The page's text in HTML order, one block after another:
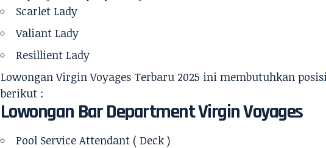
Scarlet Lady
Valiant Lady
Resillient Lady
Lowongan Virgin Voyages Terbaru 2025 ini membutuhkan
berikut :
Lowongan Bar DepartmentVirgin Voyages
Pool Service Attendant ( Deck )